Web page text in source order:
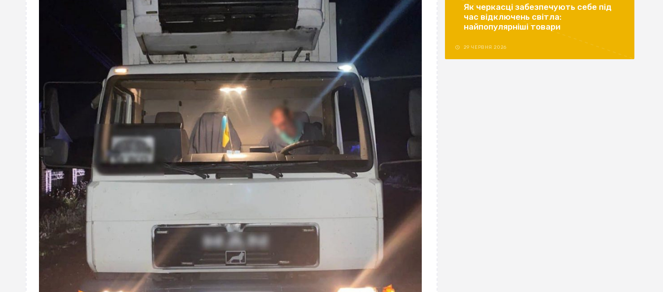
Як черкасці забезпечують себе під
час відключень світла:
найпопулярніші товари
29 ЧЕРВНЯ 2026